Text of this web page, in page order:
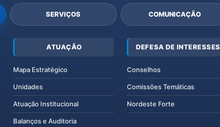
SERVIÇOS COMUNICAÇÃO
ATUAÇÃO
Mapa Estratégico
Unidades
Atuação Institucional
Balanços e Auditoria
DEFESA DE INTERESSES
Conselhos
Comissões Temáticas
Nordeste Forte